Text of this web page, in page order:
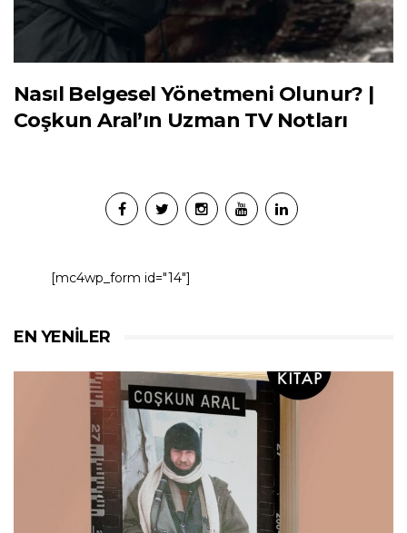
Nasıl Belgesel Yönetmeni Olunur? |
Coşkun Aral’ın Uzman TV Notları
[mc4wp_form id="14"]
EN YENILER